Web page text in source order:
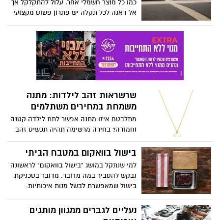
כמו כל מוצר חשמלי אחר, עלול להתקלקל אך
אל דאגה לכל תקלה יש פתרון פשוט מקצועי
שרשראות זהב לילדות: מתנה
משמחת במחירים משתלמים
מתלבטם איזו מתנה אפשר לתת לילדה קטנה
וחמודה? בחירה מרשימה תהיה תכשיט זהב
שגם ההורים יאשרו. הנה רשימה של
שרשראות זהב לילדות בעיצובים נפלאים
בישול בוואקום במטבח הביתי
למי שנתקל במושג "בישול בוואקום" לראשונה
נבקש להסביר במה מדובר. מדובר בטכניקת
בישול שמאפשרת לבשל מנות איכותיות.
מישלן מפורסמות. מבצעים את זה באמצעות
הכנסת המזון טרום הבישול לתוך שקית
נעליים לגברים ממגוון מותגים